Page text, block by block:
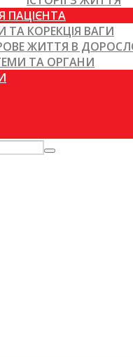
ПАЦІЄНТА
ТА КОРЕКЦІЯ ВАГИ
ЖИТТЯ В
ТА ОРГАНИ